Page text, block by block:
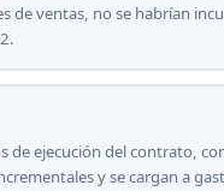
de ventas, no se habrían
de ejecución del contrato,
y se cargan a